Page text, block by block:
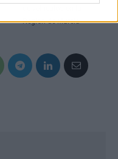
Región de Murcia